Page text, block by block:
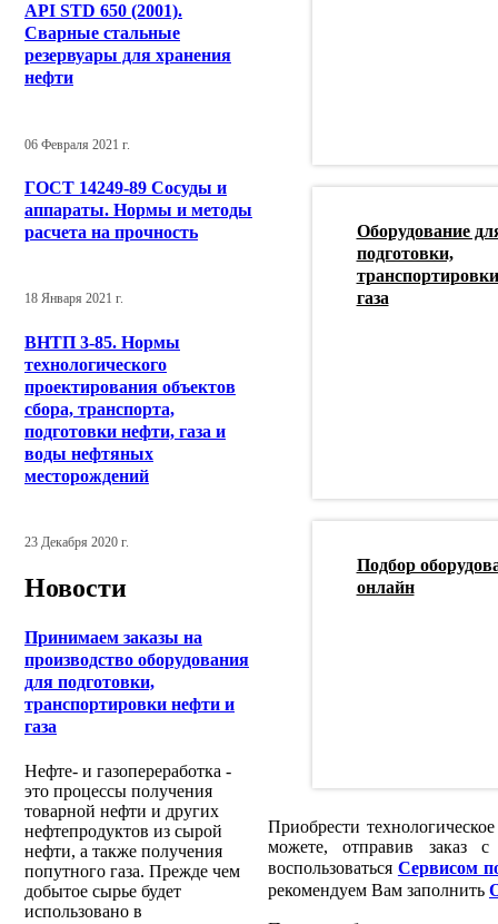
API STD 650 (2001).
Сварные стальные
резервуары для хранения
нефти
06 Февраля 2021 г.
ГОСТ 14249-89 Сосуды и
аппараты. Нормы и методы
расчета на прочность
18 Января 2021 г.
ВНТП 3-85. Нормы
технологического
проектирования объектов
сбора, транспорта,
подготовки нефти, газа и
воды нефтяных
месторождений
23 Декабря 2020 г.
Новости
Принимаем заказы на
производство оборудования
для подготовки,
транспортировки нефти и
газа
Нефте- и газопереработка -
это процессы получения
товарной нефти и других
нефтепродуктов из сырой
нефти, а также получения
попутного газа. Прежде чем
добытое сырье будет
использовано в
Оборудование
подготовки,
газа
Подбор
онлайн
Приобрести
можете, отправив заказ
воспользоваться Сервисом
рекомендуем Вам заполнить